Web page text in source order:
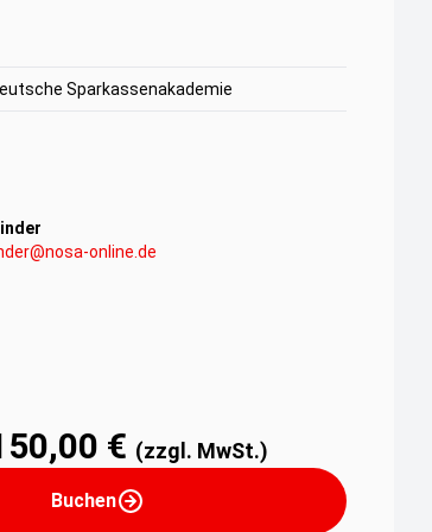
Sparkassenakademie
online.de
€ (zzgl. MwSt.)
Buchen